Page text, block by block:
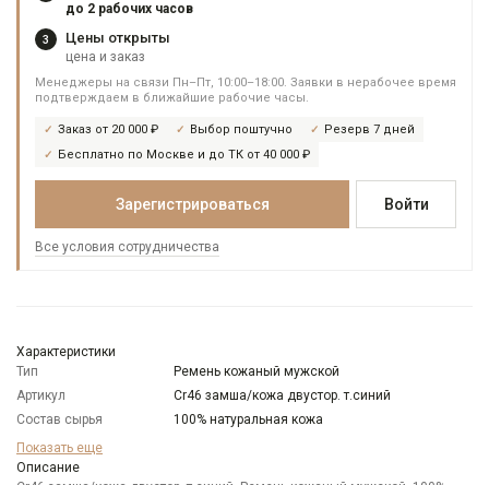
до 2 рабочих часов
3 Цены открыты
цена и заказ
Менеджеры на связи Пн–Пт, 10:00–18:00. Заявки в нерабочее время
подтверждаем в ближайшие рабочие часы.
Заказ от 20 000 ₽ Выбор поштучно
Резерв 7 дней
Бесплатно по Москве и до ТК от 40 000 ₽
Зарегистрироваться Войти
Все условия сотрудничества
Характеристики
Тип
Ремень кожаный мужской
Артикул
Cr46 замша/кожа двустор. т.синий
Состав сырья
100% натуральная кожа
Бренд
Модель
Показать еще
Описание